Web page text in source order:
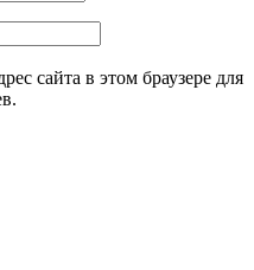
сайта в этом браузере для